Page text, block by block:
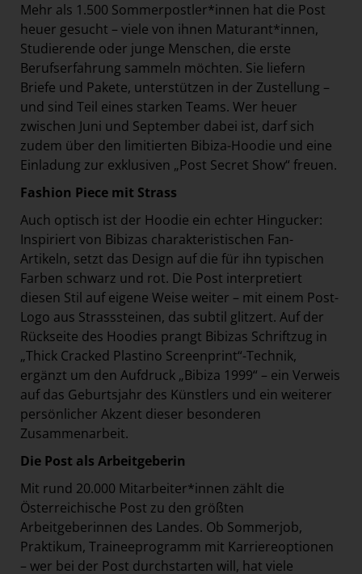
Mehr als 1.500 Sommerpostler*innen hat die Post
heuer gesucht – viele von ihnen Maturant*innen,
Studierende oder junge Menschen, die erste
Berufserfahrung sammeln möchten. Sie liefern
Briefe und Pakete, unterstützen in der Zustellung –
und sind Teil eines starken Teams. Wer heuer
zwischen Juni und September dabei ist, darf sich
zudem über den limitierten Bibiza-Hoodie und eine
Einladung zur exklusiven „Post Secret Show“ freuen.
Fashion Piece mit Strass
Auch optisch ist der Hoodie ein echter Hingucker:
Inspiriert von Bibizas charakteristischen Fan-
Artikeln, setzt das Design auf die für ihn typischen
Farben schwarz und rot. Die Post interpretiert
diesen Stil auf eigene Weise weiter – mit einem Post-
Logo aus Strasssteinen, das subtil glitzert. Auf der
Rückseite des Hoodies prangt Bibizas Schriftzug in
„Thick Cracked Plastino Screenprint“-Technik,
ergänzt um den Aufdruck „Bibiza 1999“ – ein Verweis
auf das Geburtsjahr des Künstlers und ein weiterer
persönlicher Akzent dieser besonderen
Zusammenarbeit.
Die Post als Arbeitgeberin
Mit rund 20.000 Mitarbeiter*innen zählt die
Österreichische Post zu den größten
Arbeitgeberinnen des Landes. Ob Sommerjob,
Praktikum, Traineeprogramm mit Karriereoptionen
– wer bei der Post durchstarten will, hat viele